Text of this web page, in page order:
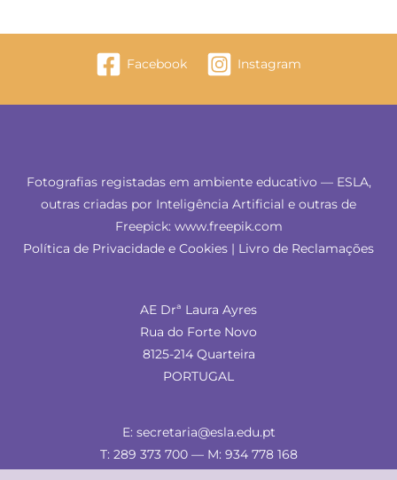
Facebook Instagram
Fotografias registadas em ambiente educativo — ESLA,
outras criadas por Inteligência Artificial e outras de
Freepick: www.freepik.com
Política de Privacidade e Cookies | Livro de Reclamações
AE Drª Laura Ayres
Rua do Forte Novo
8125-214 Quarteira
PORTUGAL
E: secretaria@esla.edu.pt
T: 289 373 700 — M: 934 778 168